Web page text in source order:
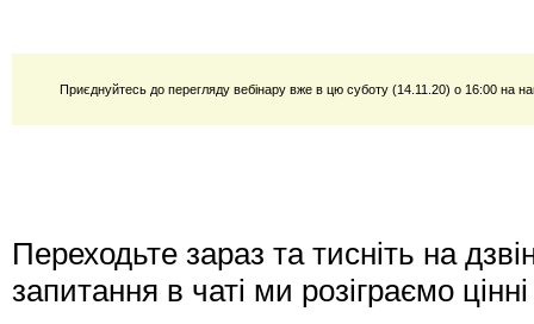
Приєднуйтесь до перегляду вебінару вже в цю суботу (14.11.20) о 16:00 на
Переходьте зараз та тисніть на
запитання в чаті ми розіграємо